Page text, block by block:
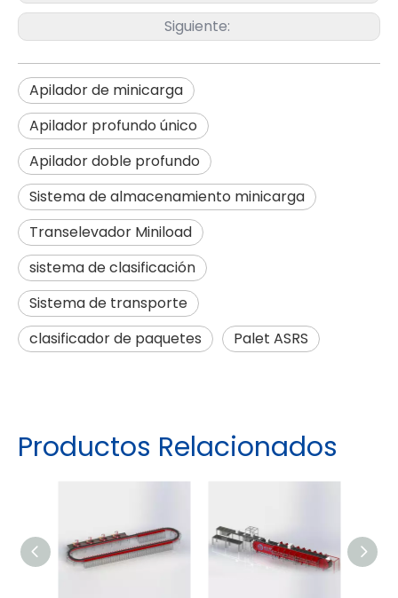
Siguiente:
Apilador de minicarga
Apilador profundo único
Apilador doble profundo
Sistema de almacenamiento minicarga
Transelevador Miniload
sistema de clasificación
Sistema de transporte
clasificador de paquetes
Palet ASRS
Productos Relacionados